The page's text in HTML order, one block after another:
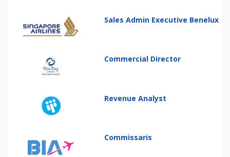
Sales Admin Executive Benelux
Commercial Director
Revenue Analyst
Commissaris